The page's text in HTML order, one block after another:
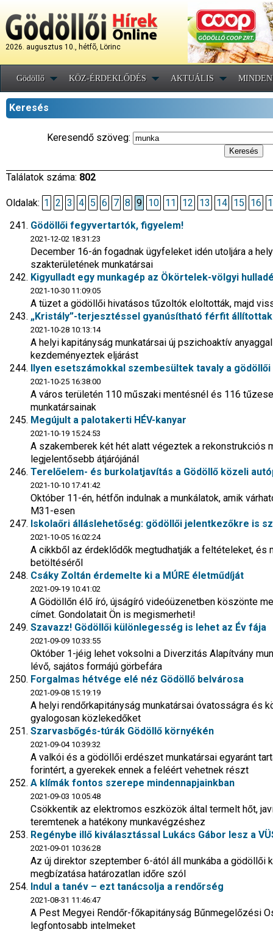
2026. augusztus 10., hétfõ, Lörinc
Gödöllő KÖZ-ÉRDEKLŐDÉS AKTUÁLIS
Keresés
Keresendő szöveg:
Találatok száma: 802
Oldalak: 1 2 3 4 5 6 7 8 9 10 11 12 13 14 15 16
Gödöllői fegyvertartók, figyelem!
2021-12-02 18:31:23
December 16-án fogadnak ügyfeleket idén utoljára a
szakterületének munkatársai
Kigyulladt egy munkagép az Ökörtelek-völgyi
2021-10-30 11:09:05
A tüzet a gödöllői hivatásos tűzoltók eloltották, majd
„Kristály”-terjesztéssel gyanúsítható férfit
2021-10-28 10:13:14
A helyi kapitányság munkatársai új pszichoaktív
kezdeményeztek eljárást
Ilyen esetszámokkal szembesültek tavaly a
2021-10-25 16:38:00
A város területén 110 műszaki mentésnél és 116
munkatársainak
Megújult a palotakerti HÉV-kanyar
2021-10-19 15:24:53
A szakemberek két hét alatt végeztek a rekonstrukciós
legjelentősebb átjárójánál
Terelőelem- és burkolatjavítás a Gödöllő közeli
2021-10-10 17:41:42
Október 11-én, hétfőn indulnak a munkálatok, amik
M31-esen
Iskolaőri álláslehetőség: gödöllői jelentkezőkre is
2021-10-05 16:02:24
A cikkből az érdeklődők megtudhatják a feltételeket, és
betöltéséről
Csáky Zoltán érdemelte ki a MÚRE életműdíját
2021-09-19 10:41:02
A Gödöllőn élő író, újságíró videóüzenetben köszönte
címet. Gondolatait Ön is megismerheti!
Szavazz! Gödöllői különlegesség is lehet az Év fája
2021-09-09 10:33:55
Október 1-jéig lehet voksolni a Diverzitás Alapítvány
lévő, sajátos formájú görbefára
Forgalmas hétvége elé néz Gödöllő belvárosa
2021-09-08 15:19:19
A helyi rendőrkapitányság munkatársai óvatosságra és
gyalogosan közlekedőket
Szarvasbőgés-túrák Gödöllő környékén
2021-09-04 10:39:32
A valkói és a gödöllői erdészet munkatársai egyaránt
forintért, a gyerekek ennek a feléért vehetnek részt
A klímák fontos szerepe mindennapjainkban
2021-09-03 10:05:48
Csökkentik az elektromos eszközök által termelt hőt,
teremtenek a hatékony munkavégzéshez
Regénybe illő kiválasztással Lukács Gábor lesz a
2021-09-01 10:36:28
Az új direktor szeptember 6-ától áll munkába a gödöllői
megbízatása határozatlan időre szól
Indul a tanév – ezt tanácsolja a rendőrség
2021-08-31 11:46:47
A Pest Megyei Rendőr-főkapitányság Bűnmegelőzési
legfontosabb intelmeket